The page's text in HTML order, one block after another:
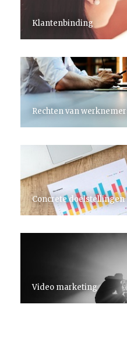
Klantenbinding
Rechten van
Concrete
Video marketing